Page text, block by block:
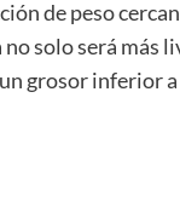
de peso
solo será más
grosor inferior